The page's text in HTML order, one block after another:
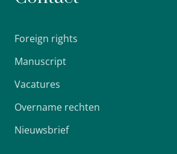
Foreign rights
Manuscript
Vacatures
Overname rechten
Nieuwsbrief